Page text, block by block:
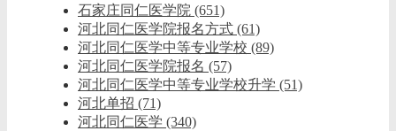
石家庄同仁医学院 (651)
河北同仁医学院报名方式 (61)
河北同仁医学中等专业学校 (89)
河北同仁医学院报名 (57)
河北同仁医学中等专业学校升学 (51)
河北单招 (71)
河北同仁医学 (340)